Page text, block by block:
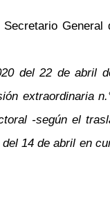
General
del 22 de abril
extraordinaria
-según el
14 de abril en